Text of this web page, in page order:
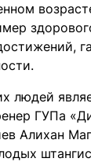
людей
ГУПа
Алихан